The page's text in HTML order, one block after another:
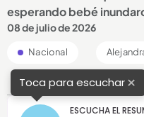
esperando bebé
08 de julio de 2026
Nacional
Toca para escuchar×
ESCUCHA EL